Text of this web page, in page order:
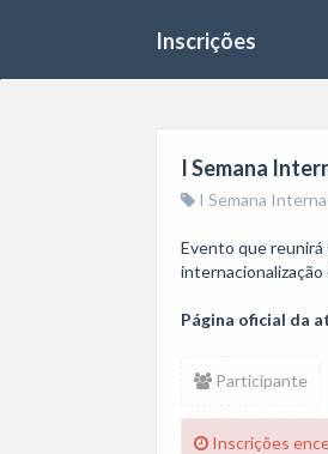
Inscrições
I Semana
I Semana
Evento que reunirá
internacionalização
Página oficial da
Participante
Inscrições